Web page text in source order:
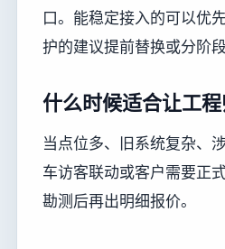
口。能稳定接入的可以优
护的建议提前替换或分阶段
什么时候适合让工程
当点位多、旧系统复杂、
车访客联动或客户需要正
勘测后再出明细报价。